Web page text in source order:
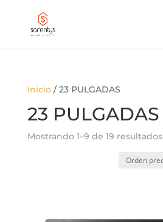
PRODUCTOS
Inicio/ 23 PULGADAS
23 PULGADAS
Mostrando 1–9 de 19 resultados